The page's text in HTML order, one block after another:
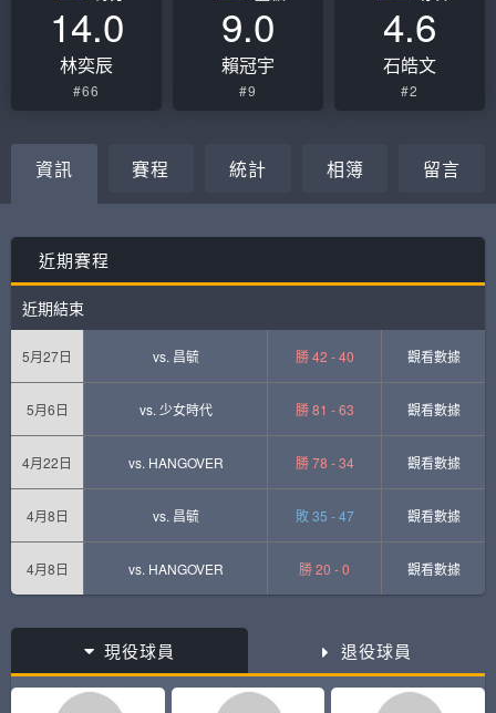
14.0
林奕辰
#66
9.0
賴冠宇
#9
4.6
石皓文
#2
資訊 賽程 統計 相簿 留言
近期賽程
近期結束
5月27日 vs. 昌毓 勝 42 - 40 觀看數據
5月6日 vs. 少女時代 勝 81 - 63 觀看數據
4月22日 vs. HANGOVER 勝 78 - 34 觀看數據
4月8日 vs. 昌毓 敗 35 - 47 觀看數據
4月8日 vs. HANGOVER 勝 20 - 0 觀看數據
現役球員 退役球員